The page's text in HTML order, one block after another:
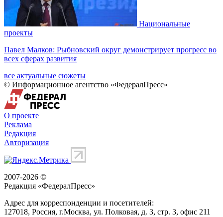
Национальные
проекты
Павел Малков: Рыбновский округ демонстрирует прогресс во
всех сферах развития
все актуальные сюжеты
© Информационное агентство «ФедералПресс»
О проекте
Реклама
Редакция
Авторизация
2007-2026 ©
Редакция «ФедералПресс»
Адрес для корреспонденции и посетителей:
127018, Россия, г.Москва, ул. Полковая, д. 3, стр. 3, офис 211